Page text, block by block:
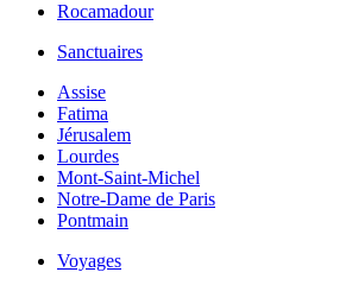
Rocamadour
Sanctuaires
Assise
Fatima
Jérusalem
Lourdes
Mont-Saint-Michel
Notre-Dame de Paris
Pontmain
Voyages